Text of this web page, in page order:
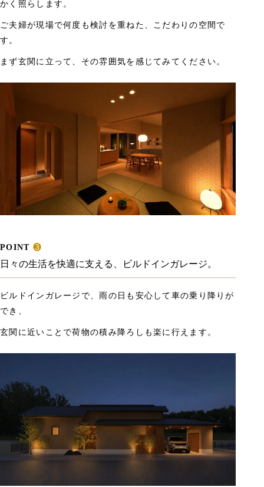
かく照らします。
ご夫婦が現場で何度も検討を重ねた、こだわりの空間で
す。
まず玄関に立って、その雰囲気を感じてみてください。
POINT ❸
日々の生活を快適に支える、ビルドインガレージ。
ビルドインガレージで、雨の日も安心して車の乗り降りが
でき、
玄関に近いことで荷物の積み降ろしも楽に行えます。